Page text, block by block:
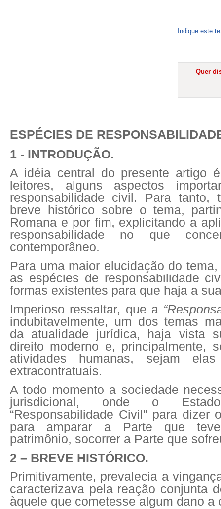
Indique este
Quer
ESPÉCIES DE
1 - INTRODUÇÃO.
A idéia central do presente artigo
leitores, alguns aspectos
responsabilidade civil. Para tanto,
breve histórico sobre o tema,
Romana e por fim, explicitando a
responsabilidade no que
contemporâneo.
Para uma maior elucidação do
as espécies de responsabilidade
formas existentes para que haja a
Imperioso ressaltar, que a
indubitavelmente, um dos temas
da atualidade jurídica, haja vista
direito moderno e, principalmente,
atividades humanas, sejam
extracontratuais.
A todo momento a sociedade
jurisdicional, onde o
“Responsabilidade Civil” para dizer
para amparar a Parte que
patrimônio, socorrer a Parte que
2 – BREVE HISTÓRICO.
Primitivamente, prevalecia a
caracterizava pela reação conjunta
àquele que cometesse algum dano a